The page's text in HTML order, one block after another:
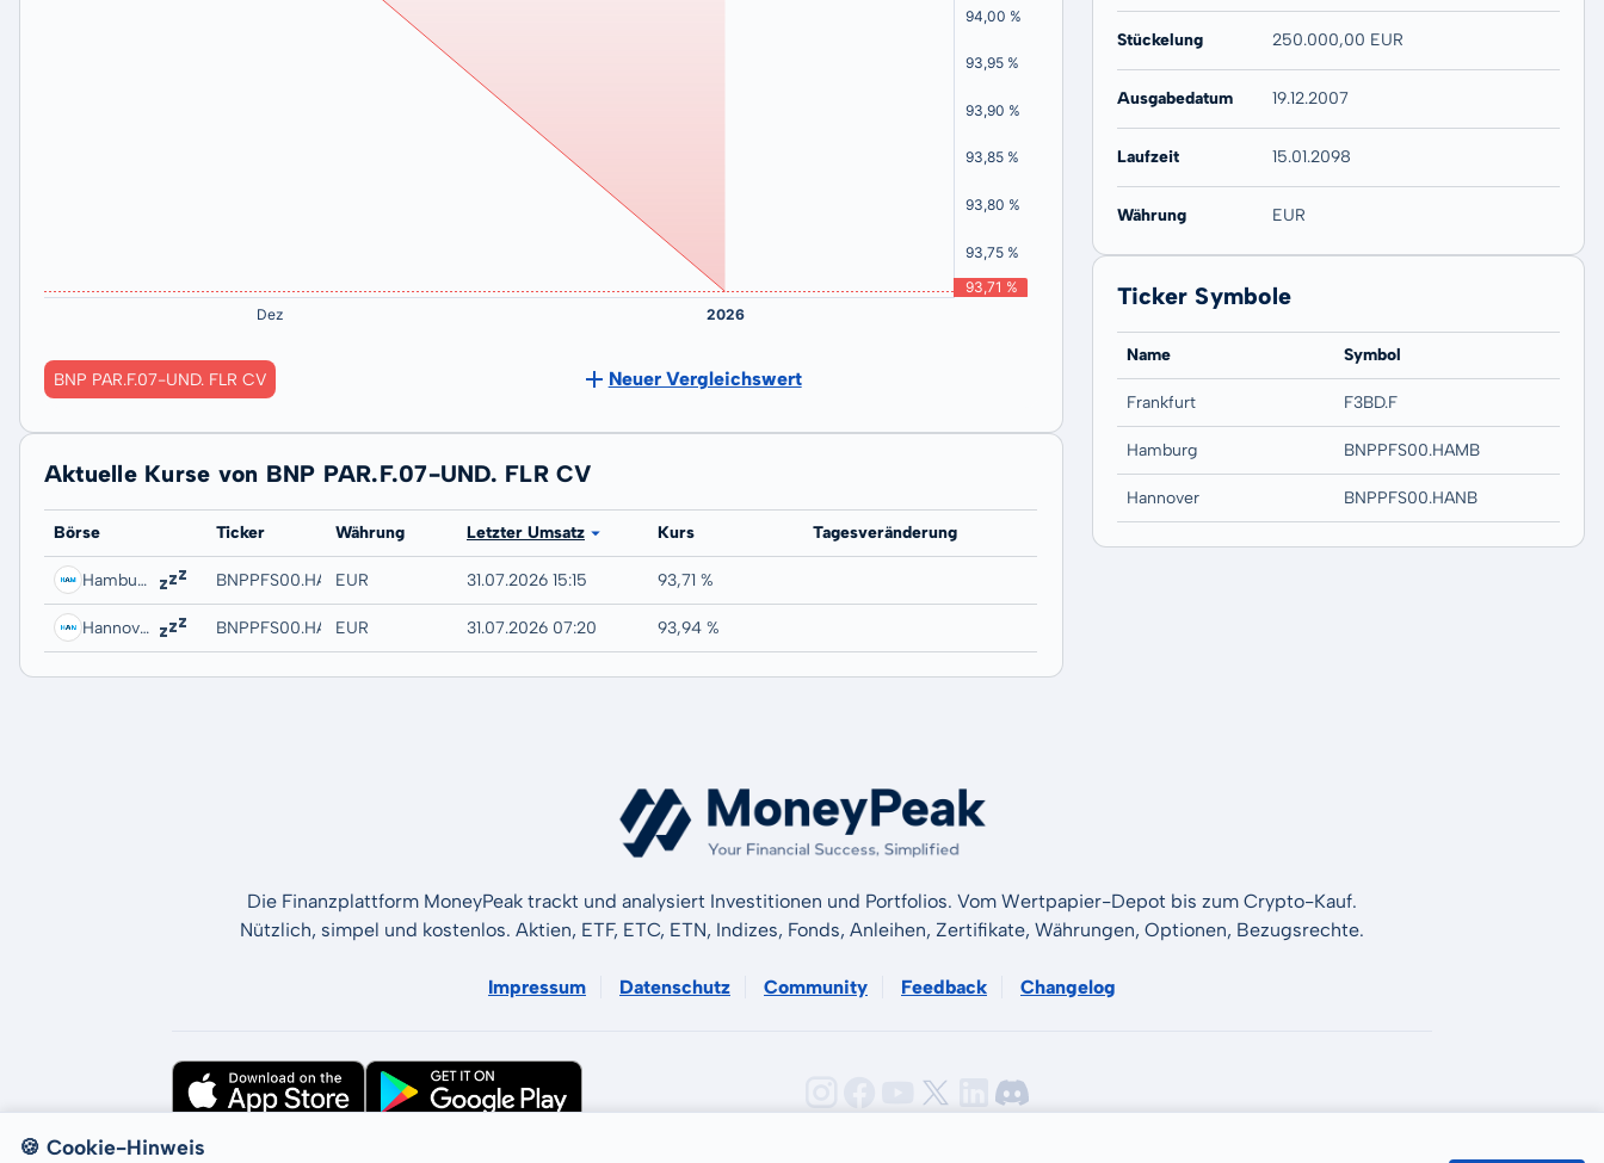
BNP PAR.F.07-UND. FLR CV Neuer Vergleichswert
Aktuelle Kurse von BNP PAR.F.07-UND. FLR CV
Börse Ticker Währung Letzter Umsatz Kurs Tagesveränderung
Hamburg BNPPFS00.HAMBEUR 31.07.2026 15:15 93,71 %
Hannover BNPPFS00.HANBEUR 31.07.2026 07:20 93,94 %
Stückelung 250.000,00 EUR
Ausgabedatum 19.12.2007
Laufzeit 15.01.2098
Währung EUR
Ticker Symbole
Name Symbol
Frankfurt F3BD.F
Hamburg BNPPFS00.HAMB
Hannover BNPPFS00.HANB
Die Finanzplattform MoneyPeak trackt und analysiert Investitionen und Portfolios. Vom Wertpapier-Depot bis zum Crypto-Kauf.
Nützlich, simpel und kostenlos. Aktien, ETF, ETC, ETN, Indizes, Fonds, Anleihen, Zertifikate, Währungen, Optionen, Bezugsrechte.
Impressum Datenschutz Community Feedback Changelog
🍪 Cookie-Hinweis